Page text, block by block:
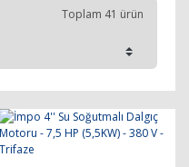
Toplam 41 ürün